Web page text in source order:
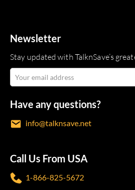
Newsletter
Stay updated with TalknSave’s
Have any questions?
info@talknsave.net
Call Us From USA
1-866-825-5672